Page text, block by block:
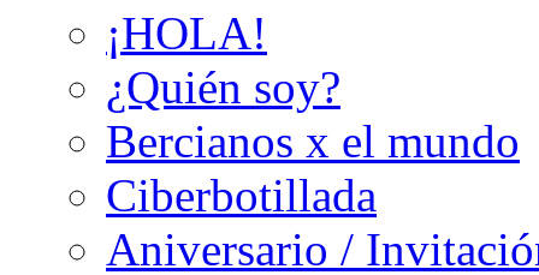
¡HOLA!
¿Quién soy?
Bercianos x el mundo
Ciberbotillada
Aniversario /